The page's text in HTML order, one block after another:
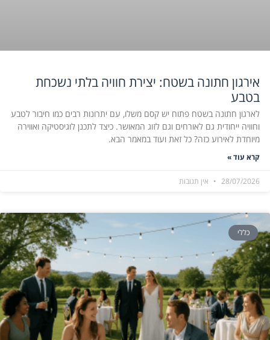
אירגון חתונה בשטח: יצירת חוויה בלתי נשכחת
בטבע
לארגון חתונה בשטח פתוח יש קסם משלו, עם יתרונות רבים כמו חיבור לטבע
וחוויה ייחודית גם לאורחים וגם לזוג המאושר. כיצד לתכנן לוגיסטיקה ואווירה
מיוחדת לאירוע כזה? כל זאת ועוד במאמר הבא.
קרא עוד »
28/07/2026 אין תגובות
כללי